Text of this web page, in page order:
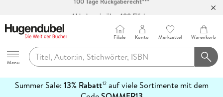
Abholung in über 100 Filialen
Hugendubel
Menu
Filiale Konto Merkzettel Warenkorb
Summer Sale: 13% Rabatt12auf viele Sortimente mit dem